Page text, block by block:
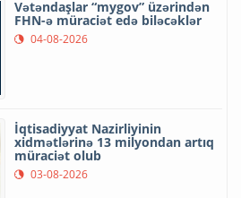
Vətəndaşlar “mygov” üzərindən
FHN-ə müraciət edə biləcəklər
04-08-2026
İqtisadiyyat Nazirliyinin
xidmətlərinə 13 milyondan artıq
müraciət olub
03-08-2026